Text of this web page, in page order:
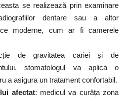
se realizează prin examinare
dentare sau a altor
moderne, cum ar fi camerele
de gravitatea cariei și de
stomatologul va aplica o
a asigura un tratament confortabil.
afectat: medicul va curăța zona